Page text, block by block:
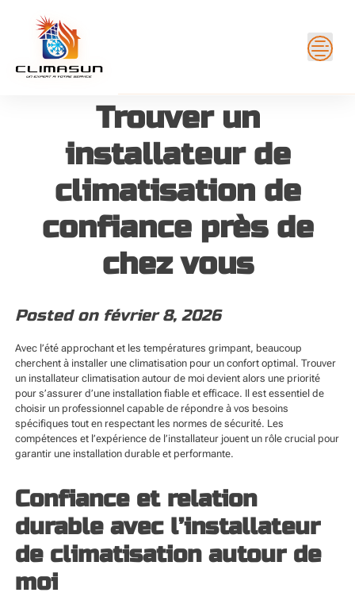
Trouver un
installateur de
climatisation de
confiance près de
chez vous
Posted on février 8, 2026
Avec l’été approchant et les températures grimpant, beaucoup
cherchent à installer une climatisation pour un confort optimal. Trouver
un installateur climatisation autour de moi devient alors une priorité
pour s’assurer d’une installation fiable et efficace. Il est essentiel de
choisir un professionnel capable de répondre à vos besoins
spécifiques tout en respectant les normes de sécurité. Les
compétences et l’expérience de l’installateur jouent un rôle crucial pour
garantir une installation durable et performante.
Confiance et relation
durable avec l’installateur
de climatisation autour de
moi